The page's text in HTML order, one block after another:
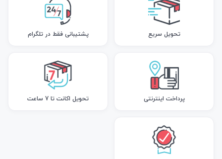
تحویل سریع پشتیبانی فقط در تلگرام
پرداخت اینترنتی تحویل اکانت تا 7 ساعت